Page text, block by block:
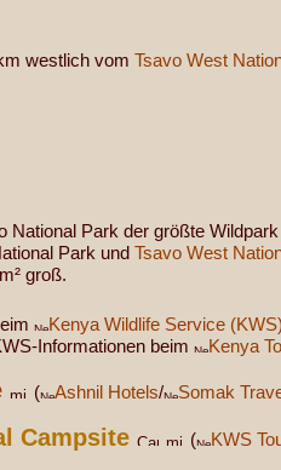
westlich vom Tsavo West
National Park der größte
Park und Tsavo West
groß.
Kenya Wildlife Service
Informationen beim Kenya
( Ashnil Hotels/ Somak
Campsite ( KWS